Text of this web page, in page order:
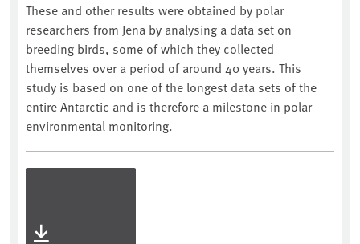
These and other results were obtained by polar
researchers from Jena by analysing a data set on
breeding birds, some of which they collected
themselves over a period of around 40 years. This
study is based on one of the longest data sets of the
entire Antarctic and is therefore a milestone in polar
environmental monitoring.